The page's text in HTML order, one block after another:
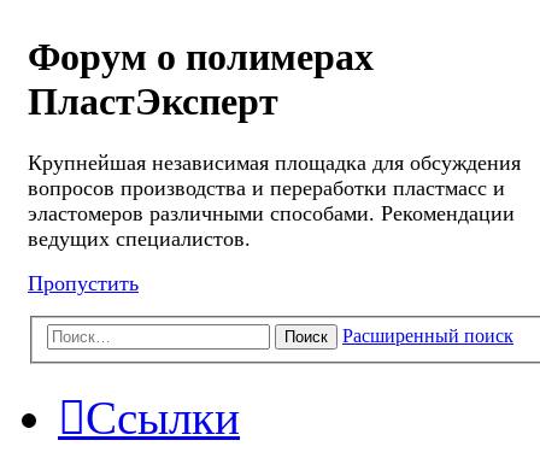
Форум о полимерах
ПластЭксперт
Крупнейшая независимая площадка для обсуждения
вопросов производства и переработки пластмасс и
эластомеров различными способами. Рекомендации
ведущих специалистов.
Пропустить
Поиск Расширенный поиск
Ссылки